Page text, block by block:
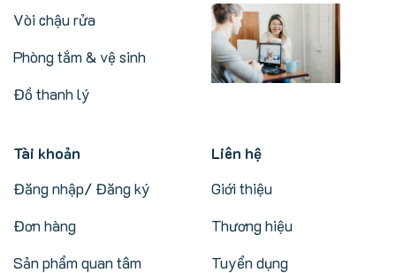
Vòi chậu rửa
Phòng tắm & vệ sinh
Đồ thanh lý
Tài khoản
Đăng nhập/ Đăng ký
Đơn hàng
Sản phẩm quan tâm
Liên hệ
Giới thiệu
Thương hiệu
Tuyển dụng